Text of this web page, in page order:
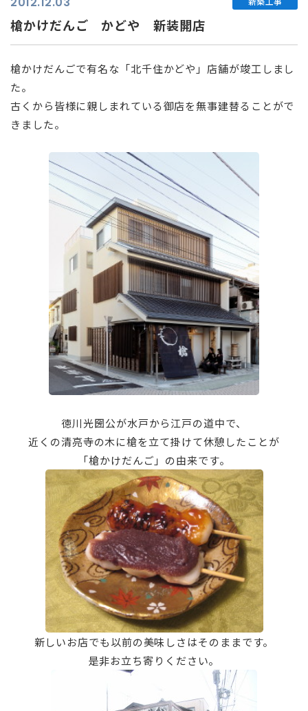
槍かけだんご かどや 新装開店
槍かけだんごで有名な「北千住かどや」店舗が竣工しまし
た。
古くから皆様に親しまれている御店を無事建替ることがで
きました。
徳川光圀公が水戸から江戸の道中で、
近くの清亮寺の木に槍を立て掛けて休憩したことが
「槍かけだんご」の由来です。
新しいお店でも以前の美味しさはそのままです。
是非お立ち寄りください。